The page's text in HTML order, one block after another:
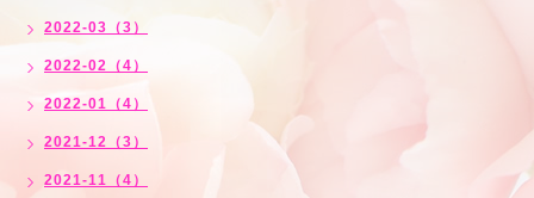
2022-03（3）
2022-02（4）
2022-01（4）
2021-12（3）
2021-11（4）